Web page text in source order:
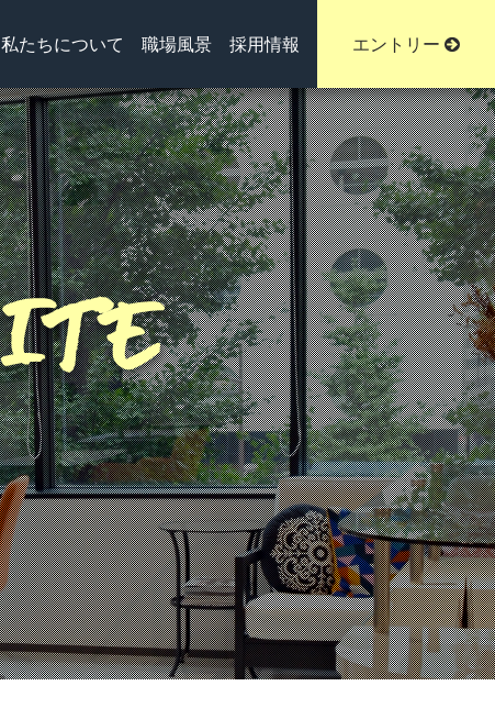
私たちについて 職場風景 採用情報 エントリー